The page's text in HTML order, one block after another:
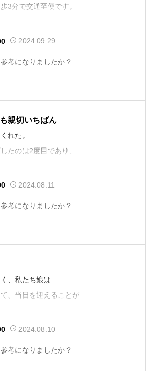
東京都八王子市緑町
2017年
3分で交通至便です。
いです。
ス、受付もホテルのように豪華です。
バイス
り、できれば自分で選択できるよう
、業者に当たりをつけるのが望ましい
積もりは細かく取って見積書を入手する
、告別式の後の、食事の人数の変動にも
らえるように確認しておくべきです。
2024.09.29
考になりましたか？
親切いちばん
れた。
たのは2度目であり、
もありスムーズに処理できた。
なる可能性が高いので、自分で選ぶわ
スピーディに対応してくれる業者に依
お葬式の概要
東京都調布市
家族葬
2024.08.11
考になりましたか？
、私たち娘は
、当日を迎えることが
い気持ちも和やかにさせてくれた気が
バイス
2024.08.10
考になりましたか？